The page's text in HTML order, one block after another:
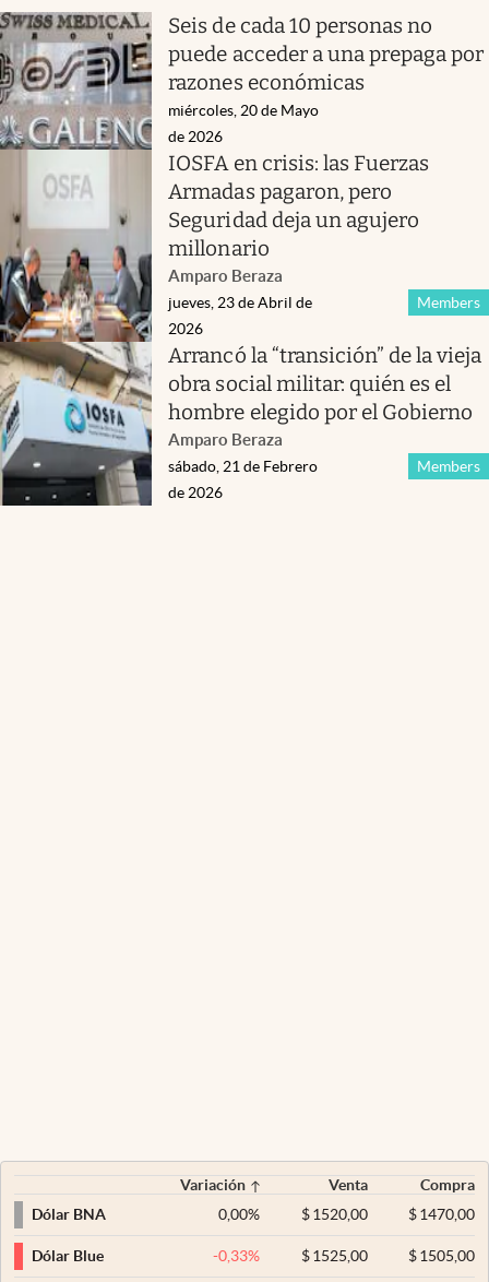
Seis de cada 10 personas no
puede acceder a una prepaga por
razones económicas
miércoles, 20 de Mayo
de 2026
IOSFA en crisis: las Fuerzas
Armadas pagaron, pero
Seguridad deja un agujero
millonario
Amparo Beraza
Members
jueves, 23 de Abril de
2026
Arrancó la “transición” de la vieja
obra social militar: quién es el
hombre elegido por el Gobierno
Amparo Beraza
Members
sábado, 21 de Febrero
de 2026
Variación Venta
Compra
Dólar BNA
0,00% $ 1520,00 $1470,00
Dólar Blue -0,33% $ 1525,00 $1505,00